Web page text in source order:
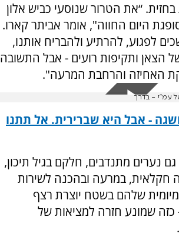
“את הטרור שנוסעי כביש אלון
היום החווה", אומר אביתר קארו.
לפגוע, להרתיע ולהבריח אותנו,
הצאן ותקיפות רועים - אבל התשובה
האחיזה והרחבת המרעה".
עמ״י - בדרך
- אבל היא שברירית. אל תתנו
גם נערים מתנדבים, חלקם בגיל תיכון,
חקלאית, במרעה ובהכנה לשירות
שלהם בשטח יוצרת רצף
כזה שמונע חזרה למציאות של